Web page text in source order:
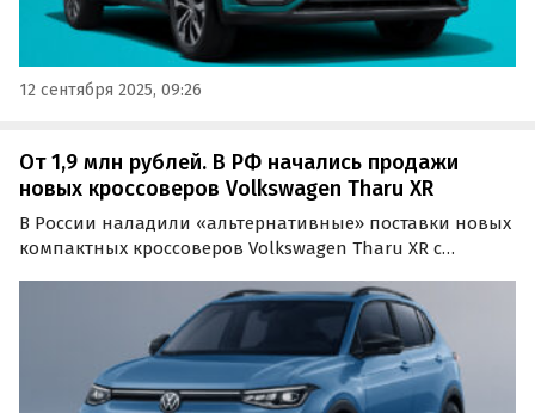
12 сентября 2025, 09:26
От 1,9 млн рублей. В РФ начались продажи
новых кроссоверов Volkswagen Tharu XR
В России наладили «альтернативные» поставки новых
компактных кроссоверов Volkswagen Tharu XR с
КНР в октябре стартуют на одном из классифайдов от 1
870 000 рублей, пишет портал «Автоновости дня».